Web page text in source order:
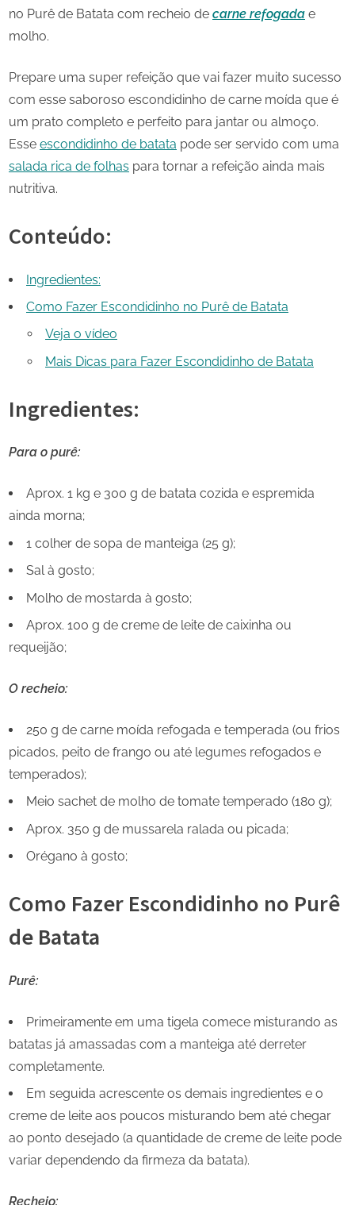
no Purê de Batata com recheio de carne refogada e
molho.
Prepare uma super refeição que vai fazer muito sucesso
com esse saboroso escondidinho de carne moída que é
um prato completo e perfeito para jantar ou almoço.
Esse escondidinho de batata pode ser servido com uma
salada rica de folhas para tornar a refeição ainda mais
nutritiva.
Conteúdo:
Ingredientes:
Como Fazer Escondidinho no Purê de Batata
Veja o vídeo
Mais Dicas para Fazer Escondidinho de Batata
Ingredientes:
Para o purê:
Aprox. 1 kg e 300 g de batata cozida e espremida
ainda morna;
1 colher de sopa de manteiga (25 g);
Sal à gosto;
Molho de mostarda à gosto;
Aprox. 100 g de creme de leite de caixinha ou
requeijão;
O recheio:
250 g de carne moída refogada e temperada (ou frios
picados, peito de frango ou até legumes refogados e
temperados);
Meio sachet de molho de tomate temperado (180 g);
Aprox. 350 g de mussarela ralada ou picada;
Orégano à gosto;
Como Fazer Escondidinho no Purê
de Batata
Purê:
Primeiramente em uma tigela comece misturando as
batatas já amassadas com a manteiga até derreter
completamente.
Em seguida acrescente os demais ingredientes e o
creme de leite aos poucos misturando bem até chegar
ao ponto desejado (a quantidade de creme de leite pode
variar dependendo da firmeza da batata).
Recheio: